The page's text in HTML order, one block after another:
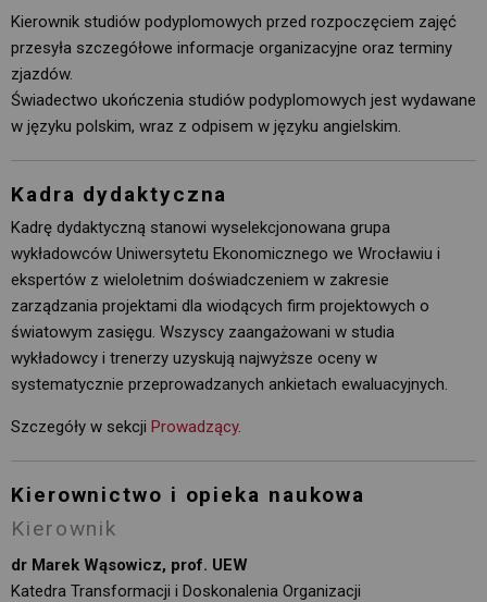
Kierownik studiów podyplomowych przed rozpoczęciem zajęć
przesyła szczegółowe informacje organizacyjne oraz terminy
zjazdów.
Świadectwo ukończenia studiów podyplomowych jest wydawane
w języku polskim, wraz z odpisem w języku angielskim.
Kadra dydaktyczna
Kadrę dydaktyczną stanowi wyselekcjonowana grupa
wykładowców Uniwersytetu Ekonomicznego we Wrocławiu i
ekspertów z wieloletnim doświadczeniem w zakresie
zarządzania projektami dla wiodących firm projektowych o
światowym zasięgu. Wszyscy zaangażowani w studia
wykładowcy i trenerzy uzyskują najwyższe oceny w
systematycznie przeprowadzanych ankietach ewaluacyjnych.
Szczegóły w sekcji Prowadzący.
Kierownictwo i opieka naukowa
Kierownik
dr Marek Wąsowicz, prof. UEW
Katedra Transformacji i Doskonalenia Organizacji